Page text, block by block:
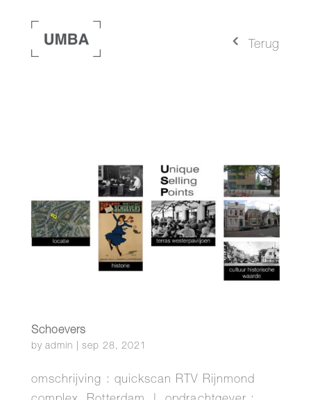
4 Terug
Schoevers
byadmin |sep 28, 2021
omschrijving : quickscan RTV Rijnmond